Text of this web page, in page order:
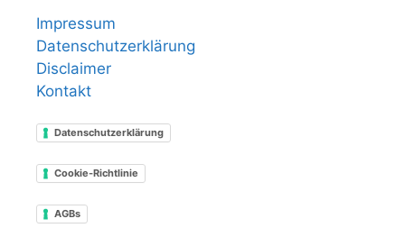
Impressum
Datenschutzerklärung
Disclaimer
Kontakt
Datenschutzerklärung
Cookie-Richtlinie
AGBs